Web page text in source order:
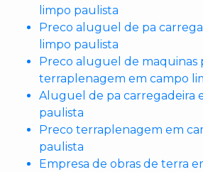
limpo paulista
Preco aluguel de pa
limpo paulista
Preco aluguel de maquinas
terraplenagem em campo
Aluguel de pa carregadeira
paulista
Preco terraplenagem em
paulista
Empresa de obras de terra